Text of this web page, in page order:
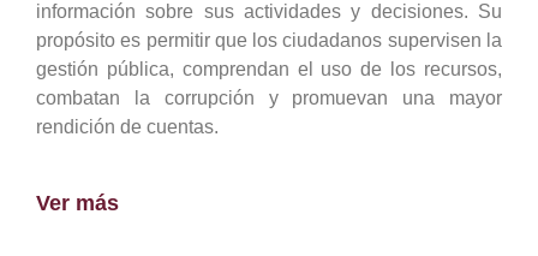
información sobre sus actividades y decisiones. Su
propósito es permitir que los ciudadanos supervisen la
gestión pública, comprendan el uso de los recursos,
combatan la corrupción y promuevan una mayor
rendición de cuentas.
Ver más